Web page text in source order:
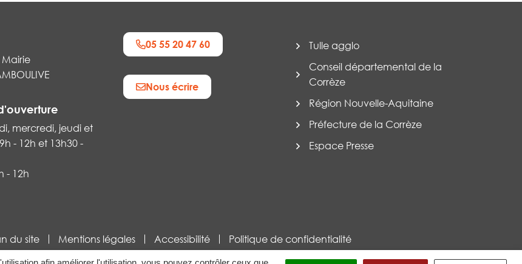
mercredi, jeudi et
- 12h et 13h30 -
- 12h
05 55 20 47 60
Nous écrire
Tulle agglo
Conseil départemental de la
Corrèze
Région Nouvelle-Aquitaine
Préfecture de la Corrèze
Espace Presse
du site Mentions légales Accessibilité Politique de confidentialité